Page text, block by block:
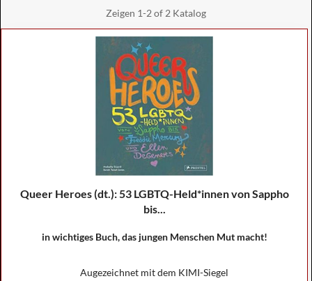
Zeigen 1-2 of 2 Katalog
Queer Heroes (dt.): 53 LGBTQ-Held*innen von Sappho
bis...
in wichtiges Buch, das jungen Menschen Mut macht!
Augezeichnet mit dem KIMI-Siegel